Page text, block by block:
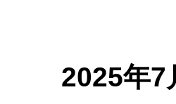
2025年7